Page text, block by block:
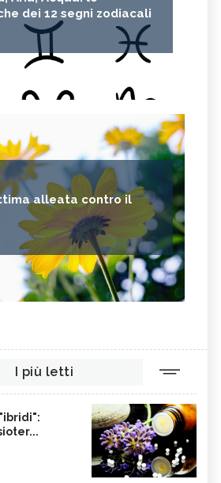
dei 12 segni zodiacali
alleata contro il
I più letti